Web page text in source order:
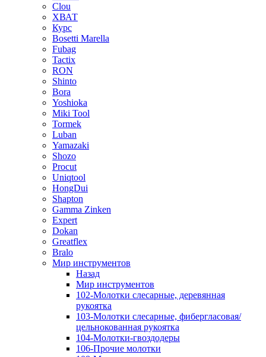
Clou
XВАТ
Курс
Bosetti Marella
Fubag
Tactix
RON
Shinto
Bora
Yoshioka
Miki Tool
Tormek
Luban
Yamazaki
Shozo
Procut
Uniqtool
HongDui
Shapton
Gamma Zinken
Expert
Dokan
Greatflex
Bralo
Мир инструментов
Назад
Мир инструментов
102-Молотки слесарные, деревянная
рукоятка
103-Молотки слесарные, фибергласовая/
цельнокованная рукоятка
104-Молотки-гвоздодеры
106-Прочие молотки